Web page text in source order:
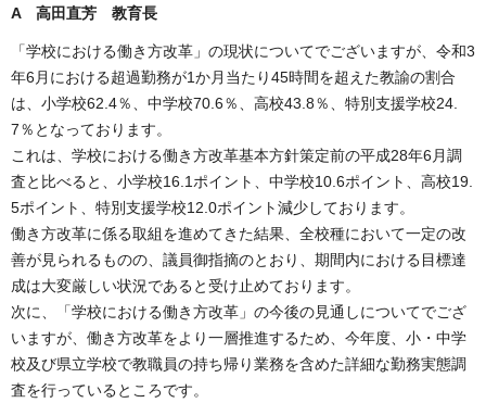
A 高田直芳 教育長
「学校における働き方改革」の現状についてでございますが、令和3
年6月における超過勤務が1か月当たり45時間を超えた教諭の割合
は、小学校62.4％、中学校70.6％、高校43.8％、特別支援学校24.
7％となっております。
これは、学校における働き方改革基本方針策定前の平成28年6月調
査と比べると、小学校16.1ポイント、中学校10.6ポイント、高校19.
5ポイント、特別支援学校12.0ポイント減少しております。
働き方改革に係る取組を進めてきた結果、全校種において一定の改
善が見られるものの、議員御指摘のとおり、期間内における目標達
成は大変厳しい状況であると受け止めております。
次に、「学校における働き方改革」の今後の見通しについてでござ
いますが、働き方改革をより一層推進するため、今年度、小・中学
校及び県立学校で教職員の持ち帰り業務を含めた詳細な勤務実態調
査を行っているところです。